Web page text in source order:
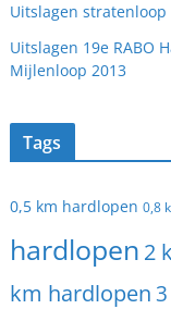
Uitslagen
Uitslagen 19e RABO
Mijlenloop 2013
Tags
0,5 km hardlopen 0,8
hardlopen 2
km hardlopen